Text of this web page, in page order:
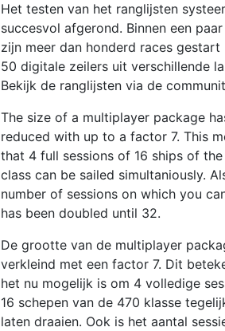
Het testen van het ranglijsten
succesvol afgerond. Binnen een
zijn meer dan honderd races gestart
50 digitale zeilers uit verschillende
Bekijk de ranglijsten via de
The size of a multiplayer package
reduced with up to a factor 7. This
that 4 full sessions of 16 ships of
class can be sailed simultaniously.
number of sessions on which you
has been doubled until 32.
De grootte van de multiplayer
verkleind met een factor 7. Dit
het nu mogelijk is om 4 volledige
16 schepen van de 470 klasse
laten draaien. Ook is het aantal